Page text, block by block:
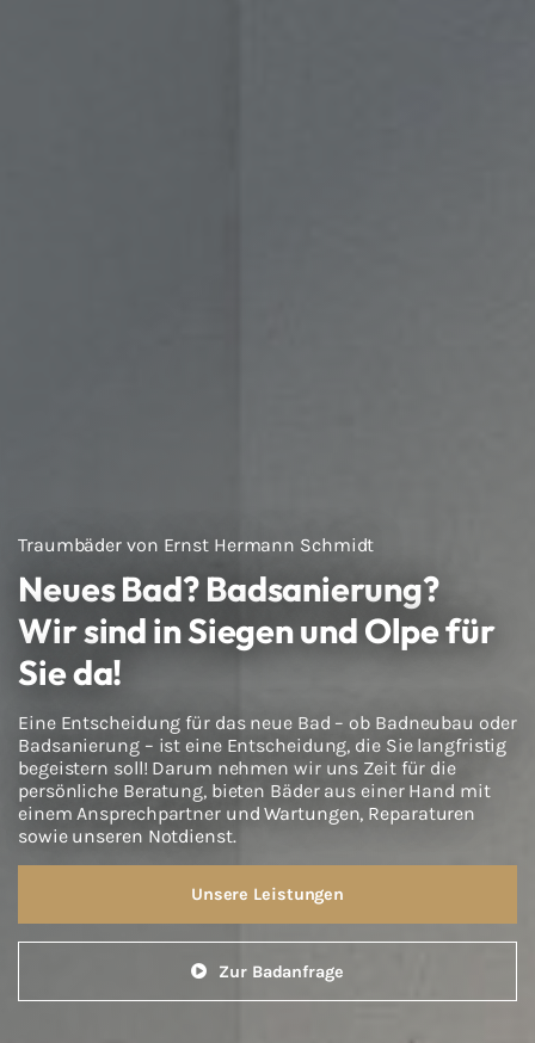
Traumbäder von Ernst Hermann Schmidt
Neues Bad? Badsanierung?
Wir sind in Siegen und Olpe für
Sie da!
Eine Entscheidung für das neue Bad – ob Badneubau oder
Badsanierung – ist eine Entscheidung, die Sie langfristig
begeistern soll! Darum nehmen wir uns Zeit für die
persönliche Beratung, bieten Bäder aus einer Hand mit
einem Ansprechpartner und Wartungen, Reparaturen
sowie unseren Notdienst.
Unsere Leistungen
Zur Badanfrage